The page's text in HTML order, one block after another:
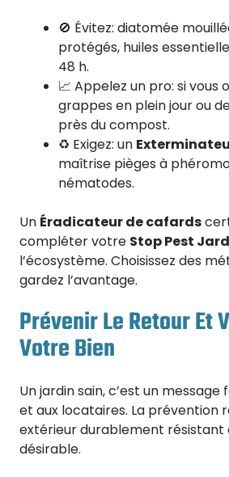
🚫 Évitez: diatomée
protégés, huiles
48 h.
📈 Appelez un pro: si vous
grappes en plein jour ou
près du compost.
♻️ Exigez: un
maîtrise pièges à
nématodes.
Un Éradicateur de cafards
compléter votre Stop Pest
l’écosystème. Choisissez des
gardez l’avantage.
Prévenir Le Retour Et
Votre Bien
Un jardin sain, c’est un
et aux locataires. La prévention
extérieur durablement résistant
désirable.